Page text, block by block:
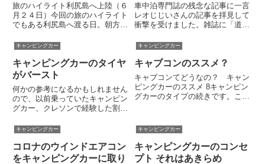
旅のハイライト利尻島へ上陸（６
月２４日）今回の旅のハイライト
でもある利尻島へ渡る日。朝方は
しが眩しい夏らしい日になった。
手塩から絶景の稚内手塩線を走り
稚内。ハートランドフェリーで鴛
泊港へ上陸。島を一周して沓型
で...
車中泊専門誌の残念な記事に一言
レオじじいさんの記事を拝見して
衝撃を受けました。雑誌に「道の
ーブルを出して宴会できてラッキ
ー」みたいなことが記載されてい
たそうです。また、優先スペース
に堂々と車を停め、恥ずかしげ
も...
キャンピングカー
キャンピングカーのタイヤ
がバースト
何かの参考になるかもしれません
ので、以前乗っていたキャンピン
グカー、クレソンで経験した割と
します。1 タイヤのバースト（ト
による走行不能3 砂浜でスタック
いずれも人身に及ぶような...
キャンピングカー
キャブコンのススメ？
キャブコンてどうなの？ キャン
ピングカーのススメ 8キャンピン
グカーのタイプの続きです。ここ
ないキャブコンについて、私の個
人的な感想をつらつらと書いてみ
ます。私自身は２台続けてキャ...
キャンピングカー
コロナのウインドエアコン
をキャンピングカーに取り
キャンピングカー
キャンピングカーのコンセ
プト それはあきらめ